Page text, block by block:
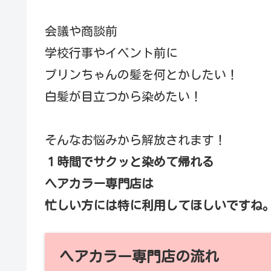
会議や商談前
学校行事やイベント前に
プリンちゃんの髪を何とかしたい！
白髪が目立つから染めたい！
そんなお悩みから解放されます！
１時間でサクッと染めて帰れる
ヘアカラー専門店は
忙しい方には特に利用してほしいですね
ヘアカラー専門店の流れ